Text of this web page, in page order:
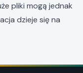
pliki mogą jednak
dzieje się na